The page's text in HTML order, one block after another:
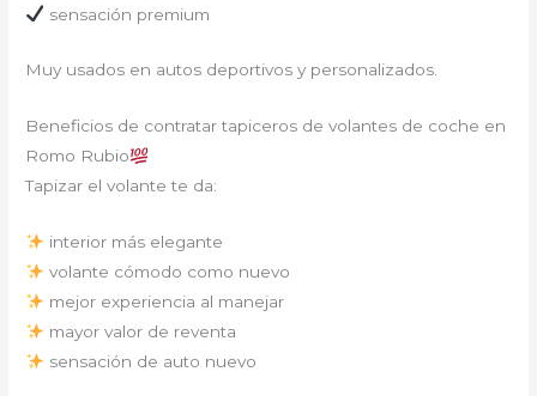
sensación premium
Muy usados en autos deportivos y personalizados.
Beneficios de contratar tapiceros de volantes de coche en
Romo Rubio
Tapizar el volante te da:
interior más elegante
volante cómodo como nuevo
mejor experiencia al manejar
mayor valor de reventa
sensación de auto nuevo